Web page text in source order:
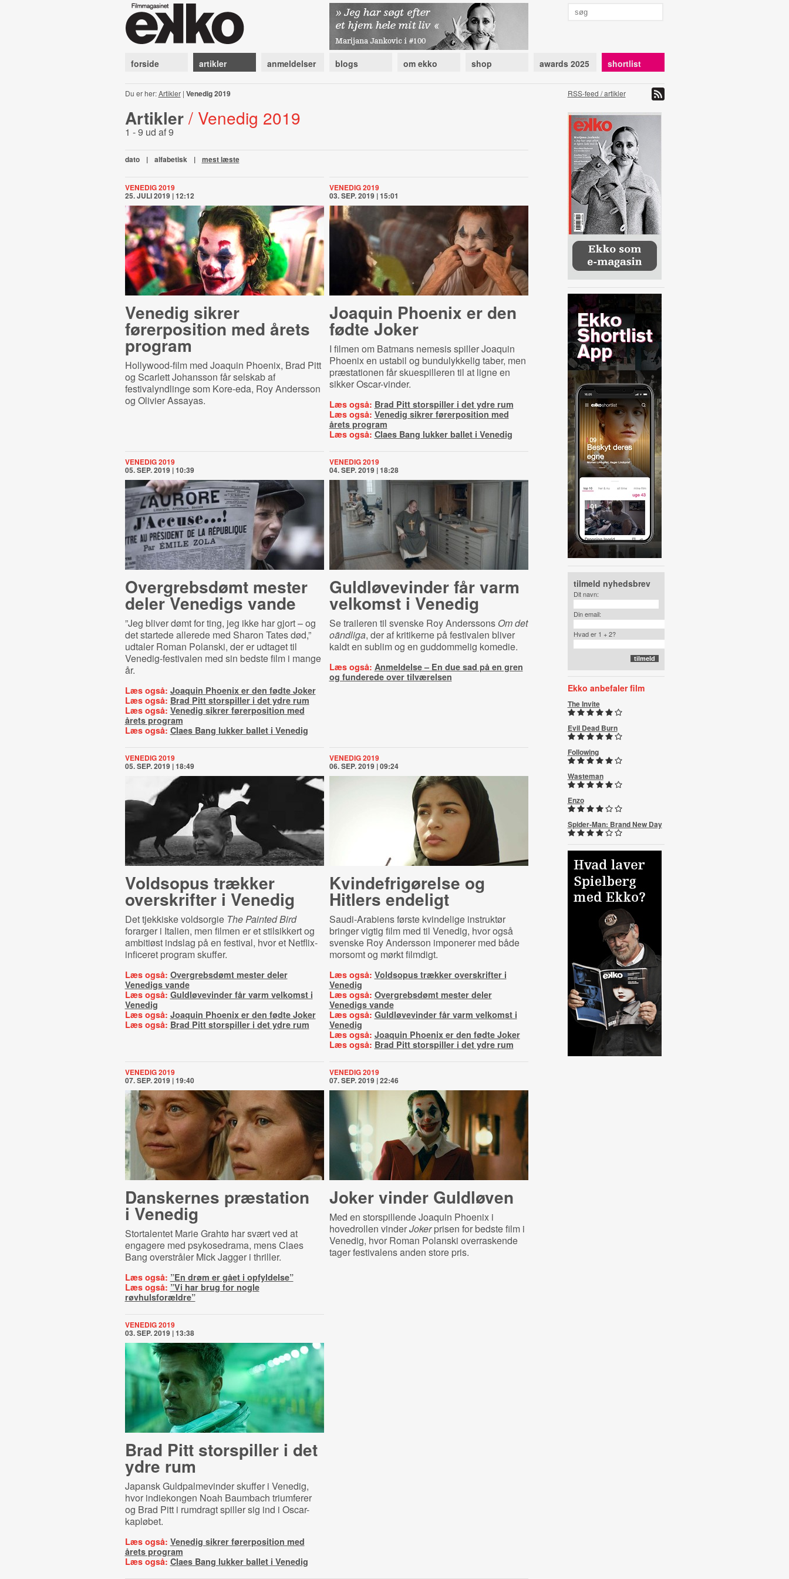
forside artikler anmeldelser blogs om ekko shop awards 2025 shortlist
Du er her:Artikler| Venedig 2019 RSS-feed / artikler
Artikler / Venedig 2019
1 - 9 ud af 9
dato | alfabetisk | mest læste
VENEDIG 2019
25. JULI 2019 | 12:12
Venedig sikrer
førerposition med årets
program
Hollywood-film med Joaquin Phoenix, Brad Pitt
og Scarlett Johansson får selskab af
festivalyndlinge som Kore-eda, Roy Andersson
og Olivier Assayas.
VENEDIG 2019
03. SEP. 2019 | 15:01
Joaquin Phoenix er den
fødte Joker
I filmen om Batmans nemesis spiller Joaquin
Phoenix en ustabil og bundulykkelig taber, men
præstationen får skuespilleren til at ligne en
sikker Oscar-vinder.
Læs også: Brad Pitt storspiller i det ydre rum
Læs også: Venedig sikrer førerposition med
årets program
Læs også: Claes Bang lukker ballet i Venedig
VENEDIG 2019
05. SEP. 2019 | 10:39
Overgrebsdømt mester
deler Venedigs vande
”Jeg bliver dømt for ting, jeg ikke har gjort – og
det startede allerede med Sharon Tates død,”
udtaler Roman Polanski, der er udtaget til
Venedig-festivalen med sin bedste film i mange
år.
Læs også: Joaquin Phoenix er den fødte Joker
Læs også: Brad Pitt storspiller i det ydre rum
Læs også: Venedig sikrer førerposition med
årets program
Læs også: Claes Bang lukker ballet i Venedig
VENEDIG 2019
04. SEP. 2019 | 18:28
Guldløvevinder får varm
velkomst i Venedig
Se traileren til svenske Roy Anderssons Om det
oändliga, der af kritikerne på festivalen bliver
kaldt en sublim og en guddommelig komedie.
Læs også: Anmeldelse – En due sad på en gren
og funderede over tilværelsen
VENEDIG 2019
05. SEP. 2019 | 18:49
Voldsopus trækker
overskrifter i Venedig
Det tjekkiske voldsorgie The Painted Bird
forarger i Italien, men filmen er et stilsikkert og
ambitiøst indslag på en festival, hvor et Netflix-
inficeret program skuffer.
Læs også: Overgrebsdømt mester deler
Venedigs vande
Læs også: Guldløvevinder får varm velkomst i
Venedig
Læs også: Joaquin Phoenix er den fødte Joker
Læs også: Brad Pitt storspiller i det ydre rum
VENEDIG 2019
06. SEP. 2019 | 09:24
Kvin­de­fri­gø­rel­se og
Hitlers endeligt
Saudi-Arabiens første kvindelige instruktør
bringer vigtig film med til Venedig, hvor også
svenske Roy Andersson imponerer med både
morsomt og mørkt filmdigt.
Læs også: Voldsopus trækker overskrifter i
Venedig
Læs også: Overgrebsdømt mester deler
Venedigs vande
Læs også: Guldløvevinder får varm velkomst i
Venedig
Læs også: Joaquin Phoenix er den fødte Joker
Læs også: Brad Pitt storspiller i det ydre rum
VENEDIG 2019
07. SEP. 2019 | 19:40
Danskernes præstation
i Venedig
Stortalentet Marie Grahtø har svært ved at
engagere med psykosedrama, mens Claes
Bang overstråler Mick Jagger i thriller.
Læs også: ”En drøm er gået i opfyldelse”
Læs også: ”Vi har brug for nogle
røvhulsforældre”
VENEDIG 2019
07. SEP. 2019 | 22:46
Joker vinder Guldløven
Med en storspillende Joaquin Phoenix i
hovedrollen vinderJokerprisen for bedste film i
Venedig, hvor Roman Polanski overraskende
tager festivalens anden store pris.
VENEDIG 2019
03. SEP. 2019 | 13:38
Brad Pitt storspiller i det
ydre rum
Japansk Guldpalmevinder skuffer i Venedig,
hvor indiekongen Noah Baumbach triumferer
og Brad Pitt i rumdragt spiller sig ind i Oscar-
kapløbet.
Læs også: Venedig sikrer førerposition med
årets program
Læs også: Claes Bang lukker ballet i Venedig
tilmeld nyhedsbrev
Dit navn:
Din email:
Hvad er 1 + 2?
Ekko anbefaler film
The Invite
Evil Dead Burn
Following
Wasteman
Enzo
Spider-Man: Brand New Day